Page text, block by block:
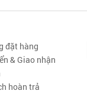
đặt hàng
& Giao nhận
hoàn trả